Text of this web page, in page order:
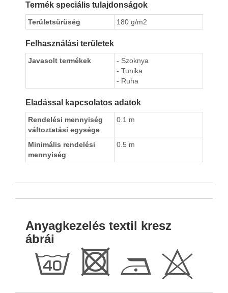
Termék speciális tulajdonságok
Területsürüség 180 g/m2
Felhasználási területek
Javasolt termékek
- Szoknya
- Tunika
- Ruha
Eladással kapcsolatos adatok
Rendelési mennyiség
változtatási egysége
0.1 m
Minimális rendelési
mennyiség
0.5 m
Anyagkezelés textil kresz
ábrái
h R D H